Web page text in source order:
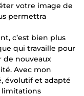
votre image de
permettra
c’est bien plus
qui travaille pour
de nouveaux
Avec mon
évolutif et adapté
limitations